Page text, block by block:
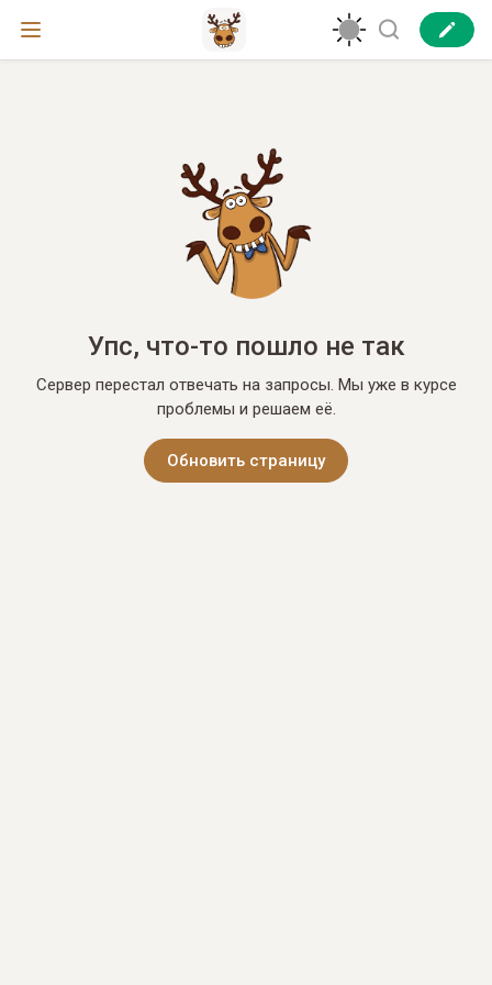
Упс, что-то пошло не так
Сервер перестал отвечать на запросы. Мы уже в курсе
проблемы и решаем её.
Обновить страницу